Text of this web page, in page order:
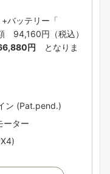
バッテリー「
94,160円（税込）
円 となりま
ン (Pat.pend.)
ーター